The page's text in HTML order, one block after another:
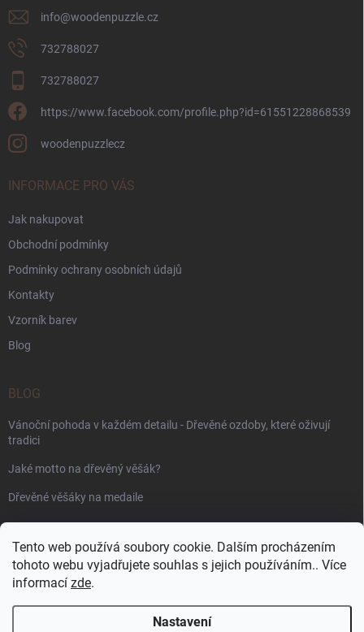
Tento web používá soubory cookie. Dalším procházením
tohoto webu vyjadřujete souhlas s jejich používáním.. Více
informací zde.
Nastavení
info@woodenpuzzle.cz
732788027
732788027
https://www.facebook.com/profile.php?id=61551228868539
woodenpuzzlecz
INFORMACE PRO VÁS
Jak nakupovat
Obchodní podmínky
Podmínky ochrany osobních údajů
Kontakty
Vzorník barev
Blog
BLOG
Vánoční pohoda v každém detailu - Dřevěné ozdoby, které oživují
tradici
Jaké motto na dřevěný věšák?
Dřevěné věšáky na medaile
PŘIJÍMÁME ONLINE PLATBY